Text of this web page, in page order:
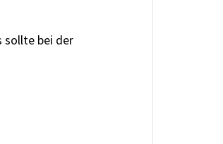
sollte bei der